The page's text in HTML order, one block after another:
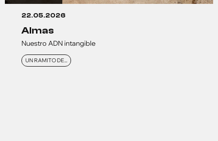
22.05.2026
almas
Nuestro ADN intangible
UN RAMITO DE...